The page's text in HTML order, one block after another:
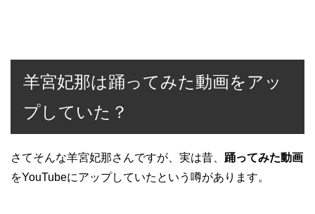
羊宮妃那は踊ってみた動画をアッ
プしていた？
さてそんな羊宮妃那さんですが、実は昔、 踊ってみた動画
をYouTubeにアップしていたという噂があります。